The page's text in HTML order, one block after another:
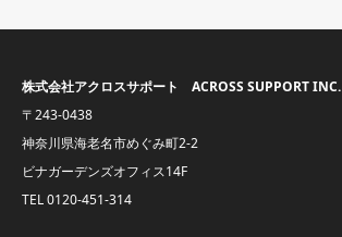
株式会社アクロスサポート ACROSS SUPPORT INC.
〒243-0438
神奈川県海老名市めぐみ町2-2
ビナガーデンズオフィス14F
TEL0120-451-314